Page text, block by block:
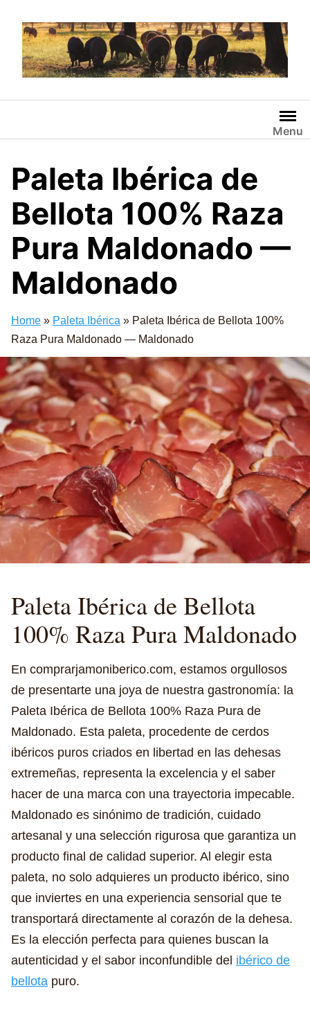
contenido
Menu
Paleta Ibérica de
Bellota 100% Raza
Pura Maldonado —
Maldonado
Home » Paleta Ibérica » Paleta Ibérica de Bellota 100%
Raza Pura Maldonado — Maldonado
Paleta Ibérica de Bellota
100% Raza Pura Maldonado
En comprarjamoniberico.com, estamos orgullosos
de presentarte una joya de nuestra gastronomía: la
Paleta Ibérica de Bellota 100% Raza Pura de
Maldonado. Esta paleta, procedente de cerdos
ibéricos puros criados en libertad en las dehesas
extremeñas, representa la excelencia y el saber
hacer de una marca con una trayectoria impecable.
Maldonado es sinónimo de tradición, cuidado
artesanal y una selección rigurosa que garantiza un
producto final de calidad superior. Al elegir esta
paleta, no solo adquieres un producto ibérico, sino
que inviertes en una experiencia sensorial que te
transportará directamente al corazón de la dehesa.
Es la elección perfecta para quienes buscan la
autenticidad y el sabor inconfundible del ibérico de
bellota puro.